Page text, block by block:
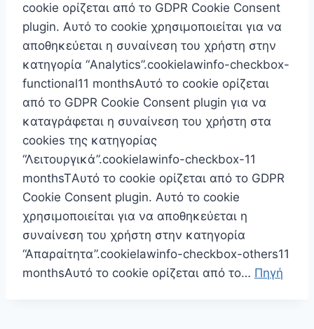
cookie ορίζεται από το GDPR Cookie Consent
plugin. Αυτό το cookie χρησιμοποιείται για να
αποθηκεύεται η συναίνεση του χρήστη στην
κατηγορία “Analytics”.cookielawinfo-checkbox-
functional11 monthsΑυτό το cookie ορίζεται
από το GDPR Cookie Consent plugin για να
καταγράφεται η συναίνεση του χρήστη στα
cookies της κατηγορίας
“Λειτουργικά”.cookielawinfo-checkbox-11
monthsTΑυτό το cookie ορίζεται από το GDPR
Cookie Consent plugin. Αυτό το cookie
χρησιμοποιείται για να αποθηκεύεται η
συναίνεση του χρήστη στην κατηγορία
“Απαραίτητα”.cookielawinfo-checkbox-others11
monthsΑυτό το cookie ορίζεται από το… Πηγή